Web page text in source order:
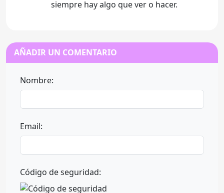
siempre hay algo que ver o hacer.
AÑADIR UN COMENTARIO
Nombre:
Email:
Código de seguridad: